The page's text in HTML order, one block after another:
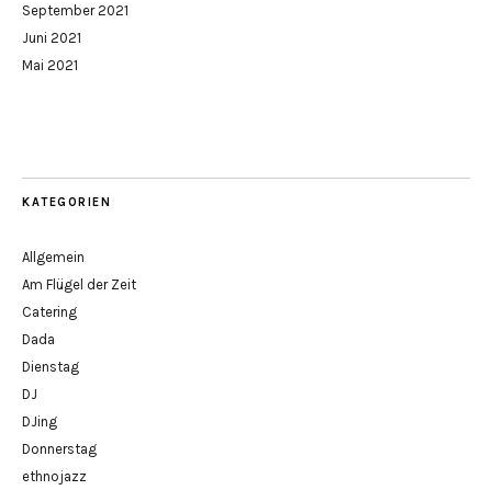
September 2021
Juni 2021
Mai 2021
KATEGORIEN
Allgemein
Am Flügel der Zeit
Catering
Dada
Dienstag
DJ
DJing
Donnerstag
ethnojazz